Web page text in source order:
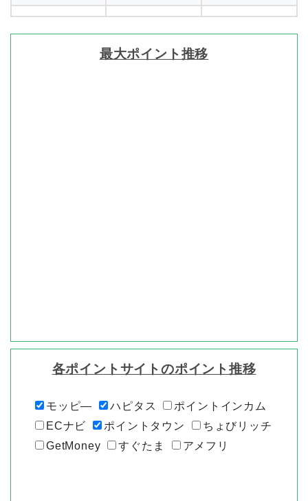
最大ポイント推移
各ポイントサイトのポイント推移
モッピ― ハピタス
ポイントインカム
ECナビ
ポイントタウン
ちょびリッチ
GetMoney
すぐたま アメフリ